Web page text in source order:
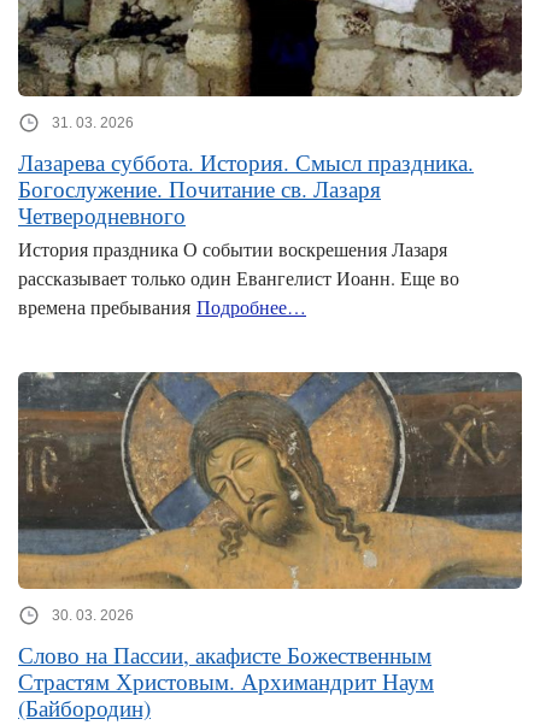
31. 03. 2026
Лазарева суббота. История. Смысл праздника.
Богослужение. Почитание св. Лазаря
Четверодневного
История праздника О событии воскрешения Лазаря
рассказывает только один Евангелист Иоанн. Еще во
времена пребывания Подробнее…
30. 03. 2026
Слово на Пассии, акафисте Божественным
Страстям Христовым. Архимандрит Наум
(Байбородин)